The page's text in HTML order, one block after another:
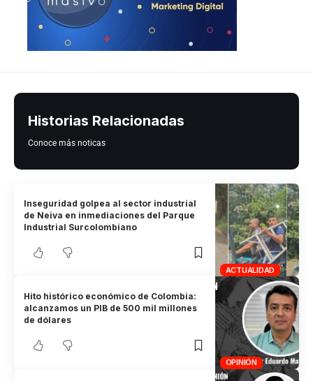
Historias Relacionadas
Conoce más noticas
ACTUALIDAD
Inseguridad golpea al sector industrial
de Neiva en inmediaciones del Parque
Industrial Surcolombiano
OPINIÓN
Hito histórico económico de Colombia:
alcanzamos un PIB de 500 mil millones
de dólares